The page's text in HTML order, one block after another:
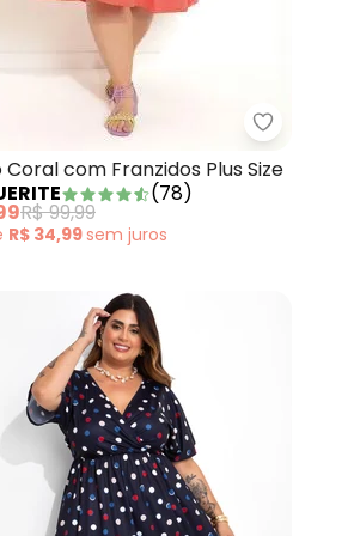
Longo Floral Étnico com
com Franzidos Plus Size
(78)
R$ 99,99
R$ 34,99sem juros